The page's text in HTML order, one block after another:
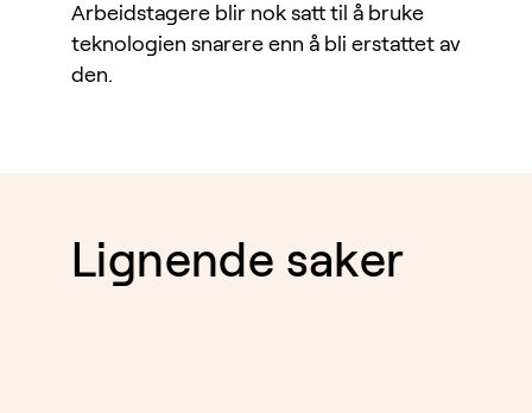
Arbeidstagere blir nok satt til å bruke
teknologien snarere enn å bli erstattet av
den.
Lignende saker